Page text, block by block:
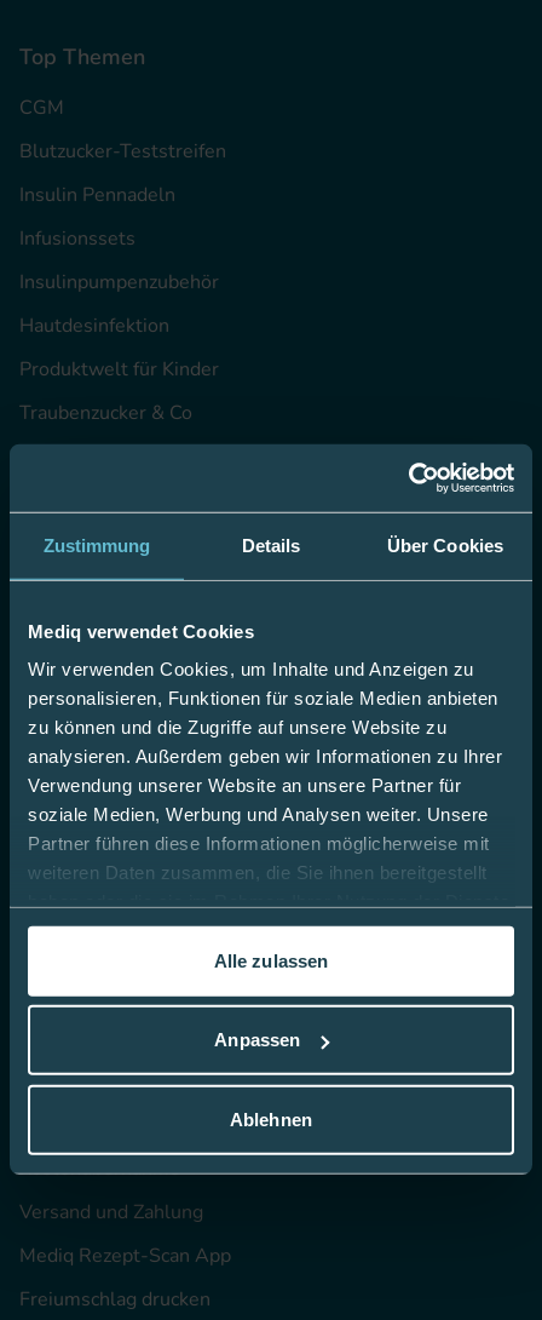
Zustimmung Details Über Cookies
Mediq verwendet Cookies
Wir verwenden Cookies, um Inhalte und Anzeigen zu
personalisieren, Funktionen für soziale Medien anbieten
zu können und die Zugriffe auf unsere Website zu
analysieren. Außerdem geben wir Informationen zu Ihrer
Verwendung unserer Website an unsere Partner für
soziale Medien, Werbung und Analysen weiter. Unsere
Partner führen diese Informationen möglicherweise mit
weiteren Daten zusammen, die Sie ihnen bereitgestellt
gesammelt haben.
In dieser
Alle zulassen
Anpassen
Ablehnen
Top Themen
CGM
Blutzucker-Teststreifen
Insulin Pennadeln
Infusionssets
Insulinpumpenzubehör
Hautdesinfektion
Produktwelt für Kinder
Traubenzucker & Co
Unternehmen
35 Jahre Erfahrung
Ihre Karriere bei uns
Mediq Apotheke
Fachgeschäfte
Batterieentsorgung
Partnerschaften
Lieferanten
Online kaufen
Kostenübernahme
Versand und Zahlung
Mediq Rezept-Scan App
Freiumschlag drucken